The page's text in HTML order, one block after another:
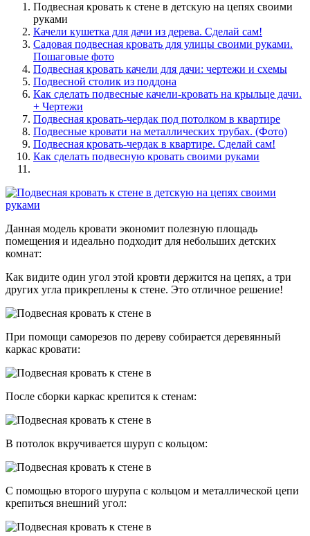
Подвесная кровать к стене в детскую на цепях своими
руками
Качели кушетка для дачи из дерева. Сделай сам!
Садовая подвесная кровать для улицы своими руками.
Пошаговые фото
Подвесная кровать качели для дачи: чертежи и схемы
Подвесной столик из поддона
Как сделать подвесные качели-кровать на крыльце дачи.
+ Чертежи
Подвесная кровать-чердак под потолком в квартире
Подвесные кровати на металлических трубах. (Фото)
Подвесная кровать-чердак в квартире. Сделай сам!
Как сделать подвесную кровать своими руками
Данная модель кровати экономит полезную площадь
помещения и идеально подходит для небольших детских
комнат:
Как видите один угол этой кровти держится на цепях, а три
других угла прикреплены к стене. Это отличное решение!
При помощи саморезов по дереву собирается деревянный
каркас кровати:
После сборки каркас крепится к стенам:
В потолок вкручивается шуруп с кольцом:
С помощью второго шурупа с кольцом и металлической цепи
крепиться внешний угол: